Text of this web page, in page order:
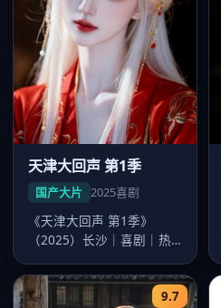
天津大回声 第1季
国产大片 2025喜剧
《天津大回声 第1季》
（2025）长沙｜喜剧｜热
腾、易烊…
9.7